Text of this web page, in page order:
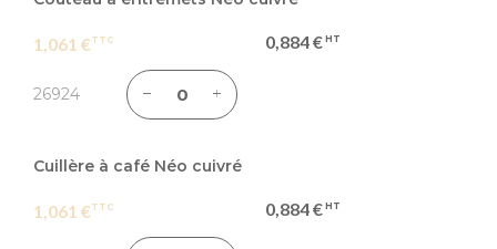
1,061 € 0,884 €
26924
Cuillère à café Néo cuivré
1,061 € 0,884 €